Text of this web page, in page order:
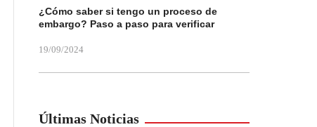
¿Cómo saber si tengo un proceso de
embargo? Paso a paso para verificar
19/09/2024
Últimas Noticias